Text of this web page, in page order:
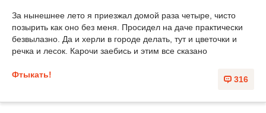
За нынешнее лето я приезжал домой раза четыре, чисто
позырить как оно без меня. Просидел на даче практически
безвылазно. Да и херли в городе делать, тут и цветочки и
речка и лесок. Карочи заебись и этим все сказано
316
Фтыкать!